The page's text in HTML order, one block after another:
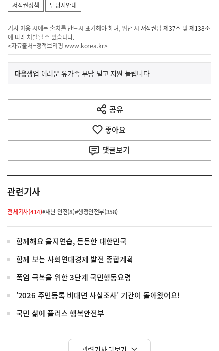
저작권정책
담당자안내
기사 이용 시에는 출처를 반드시 표기해야 하며, 위반 시 저작권법 제37조 및제138조
에 따라 처벌될 수 있습니다.
<자료출처=정책브리핑 www.korea.kr>
이
전
다
음
다음기
생업 어려운 유가족 부담 덜고 지원 늘립니다
공유
열
기
좋아요
댓글보기
관련기사
전체기사(414)#재난 안전(8)#행정안전부(358)
함께해요 을지연습, 든든한 대한민국
함께 보는 사회연대경제 발전 종합계획
폭염 극복을 위한 3단계 국민행동요령
'2026 주민등록 비대면 사실조사' 기간이 돌아왔어요!
국민 삶에 플러스 행복안전부